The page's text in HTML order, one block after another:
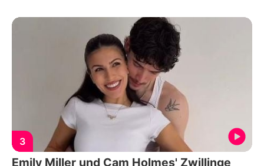
3
Emily Miller und Cam Holmes' Zwillinge